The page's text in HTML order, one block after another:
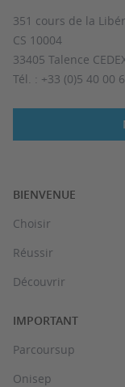
351 cours de la
CS 10004
33405 Talence
Tél. : +33 (0)5 40 00
BIENVENUE
Choisir
Réussir
Découvrir
IMPORTANT
Parcoursup
Onisep